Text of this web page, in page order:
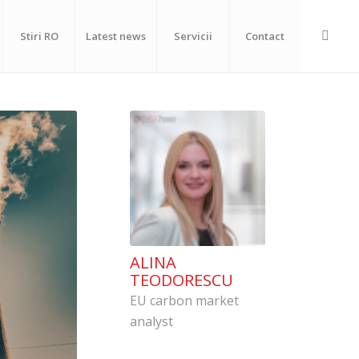
Stiri RO Latest news Servicii Contact
ALINA
TEODORESCU
EU carbon market
analyst